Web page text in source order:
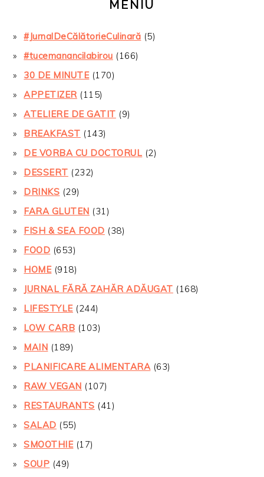
MENIU
#JurnalDeCălătorieCulinară (5)
#tucemanancilabirou (166)
30 DE MINUTE(170)
APPETIZER(115)
ATELIERE DE GATIT (9)
BREAKFAST (143)
DE VORBA CU DOCTORUL (2)
DESSERT (232)
DRINKS (29)
FARA GLUTEN (31)
FISH & SEA FOOD (38)
FOOD (653)
HOME(918)
JURNAL FĂRĂ ZAHĂR ADĂUGAT (168)
LIFESTYLE(244)
LOW CARB (103)
MAIN (189)
PLANIFICARE ALIMENTARA(63)
RAW VEGAN (107)
RESTAURANTS (41)
SALAD (55)
SMOOTHIE(17)
SOUP (49)